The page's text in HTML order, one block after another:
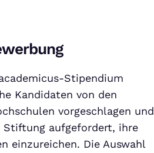
Stipendium
Kandidaten von den
vorgeschlagen und
Stiftung aufgefordert, ihre
einzureichen. Die Auswahl